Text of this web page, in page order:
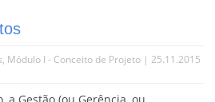
, Módulo I - Conceito de Projeto | 25.11.2015